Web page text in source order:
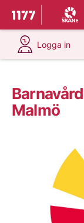
Till startsidan för
Du har
Logga in
på 1177.se
Malmö